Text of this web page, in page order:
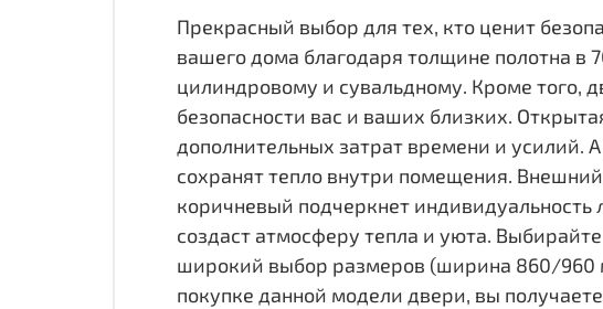
Прекрасный выбор для тех, кто ценит
вашего дома благодаря толщине полотна в
цилиндровому и сувальдному. Кроме того,
безопасности вас и ваших близких.
дополнительных затрат времени и усилий.
сохранят тепло внутри помещения.
коричневый подчеркнет индивидуальность
создаст атмосферу тепла и уюта.
широкий выбор размеров (ширина 860/960
покупке данной модели двери, вы